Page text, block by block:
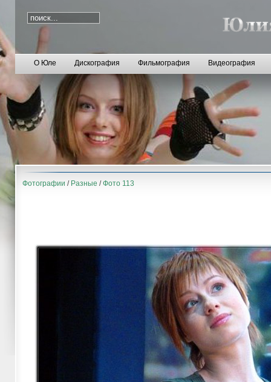
О Юле Дискография Фильмография Видеография
Фотографии / Разные /Фото 113